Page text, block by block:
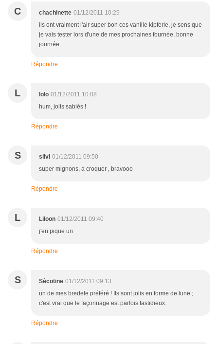
C chachinette 01/12/2011 10:29
ils ont vraiment l'air super bon ces vanille kipferle, je sens que
je vais tester lors d'une de mes prochaines fournée, bonne
journée
Répondre
L lolo 01/12/2011 10:08
hum, jolis sablés !
Répondre
S silvi 01/12/2011 09:50
super mignons, a croquer , bravooo
Répondre
L Liloon 01/12/2011 09:40
j'en pique un
Répondre
S Sécotine 01/12/2011 09:13
un de mes bredele préféré ! Ils sont jolis en forme de lune ;
c'est vrai que le façonnage est parfois fastidieux.
Répondre